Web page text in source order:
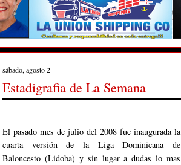
sábado, agosto 2
Estadigrafia de La Semana
El pasado mes de julio del 2008 fue inaugurada la
cuarta versión de la Liga Dominicana de
Baloncesto (Lidoba) y sin lugar a dudas lo mas